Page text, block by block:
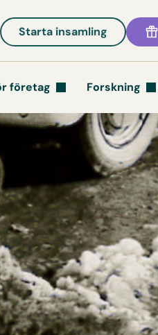
Starta insamling
företag Forskning